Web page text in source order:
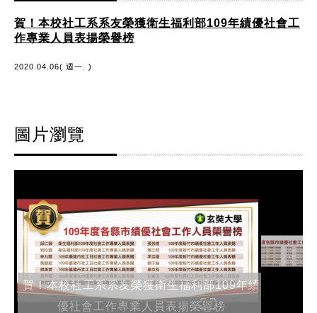
賀！本校社工系系友榮獲衛生福利部109年績優社會工
作專業人員表揚榮譽榜
2020.04.06( 週一. )
圖片瀏覽
賀！本校社工系系友榮獲衛生福利部109年績
優社會工作專業人員表揚榮譽榜